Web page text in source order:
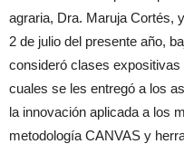
agraria, Dra. Maruja Cortés,
2 de julio del presente año,
consideró clases
cuales se les entregó a los
la innovación aplicada a los
metodología CANVAS y